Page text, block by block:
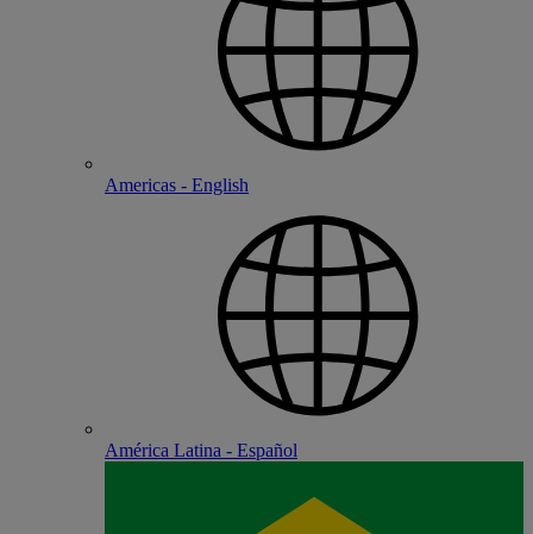
Americas - English
América Latina - Español